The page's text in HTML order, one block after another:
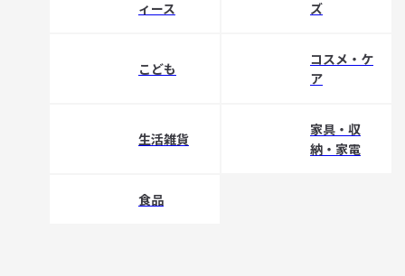
ィース
ズ
こども
コスメ・ケ
ア
生活雑貨
家具・収
納・家電
食品